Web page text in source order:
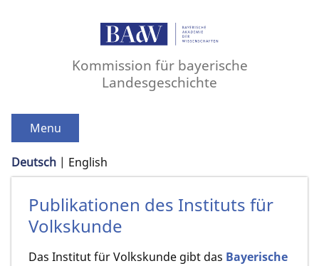
Kommission für bayerische
Landesgeschichte
Menu
Deutsch English
Publikationen des Instituts für
Volkskunde
Das Institut für Volkskunde gibt das Bayerische